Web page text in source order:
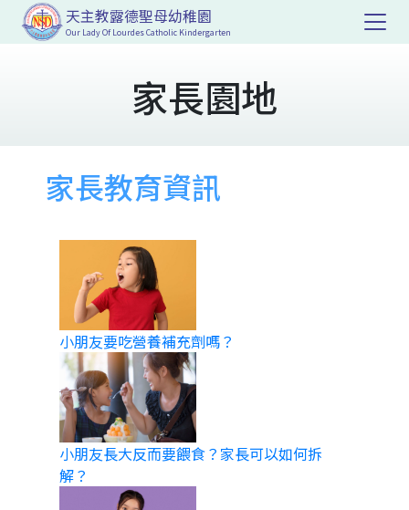
天主教露德聖母幼稚園
Our Lady Of Lourdes Catholic Kindergarten
家長園地
家長教育資訊
小朋友要吃營養補充劑嗎？
小朋友長大反而要餵食？家長可以如何拆
解？